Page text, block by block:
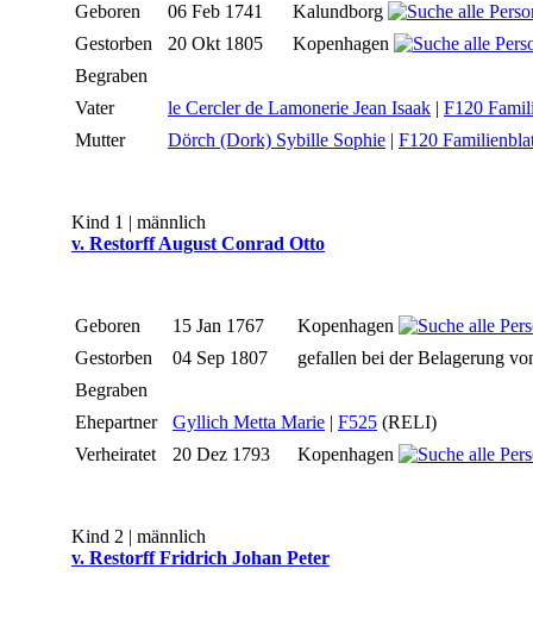
Geboren 06 Feb 1741
Kalundborg
Gestorben
20 Okt 1805
Kopenhagen
Begraben
Vater
le Cercler de Lamonerie Jean Isaak | F120
Mutter
Dörch (Dork) Sybille Sophie | F120
Kind 1 | männlich
v. Restorff August Conrad Otto
Geboren 15 Jan 1767
Kopenhagen
Gestorben
04 Sep 1807
gefallen bei der Belagerung
Begraben
Ehepartner
Gyllich Metta Marie | F525 (RELI)
Verheiratet
20 Dez 1793 Kopenhagen
Kind 2 | männlich
v. Restorff Fridrich Johan Peter